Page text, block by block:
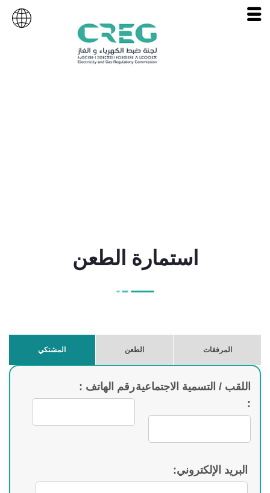
استمارة الطعن
المشتكي الطعن المرفقات
اللقب / التسمية الاجتماعية
:
رقم الهاتف :
البريد الإلكتروني: